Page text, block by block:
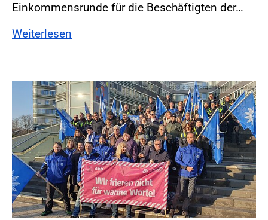
Einkommensrunde für die Beschäftigten der…
Weiterlesen
Foto:Foto: Morgenstern und Zind